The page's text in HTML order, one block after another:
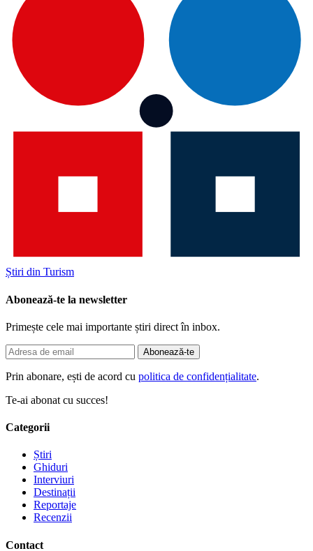
Știri din Turism
Abonează-te la newsletter
Primește cele mai importante știri direct în inbox.
Abonează-te
Prin abonare, ești de acord cu politica de confidențialitate.
Te-ai abonat cu succes!
Categorii
Știri
Ghiduri
Interviuri
Destinații
Reportaje
Recenzii
Contact